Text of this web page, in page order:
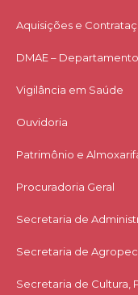
Aquisições e
DMAE –
Vigilância em Saúde
Ouvidoria
Patrimônio e
Procuradoria Geral
Secretaria de
Secretaria de
Secretaria de Cultura,